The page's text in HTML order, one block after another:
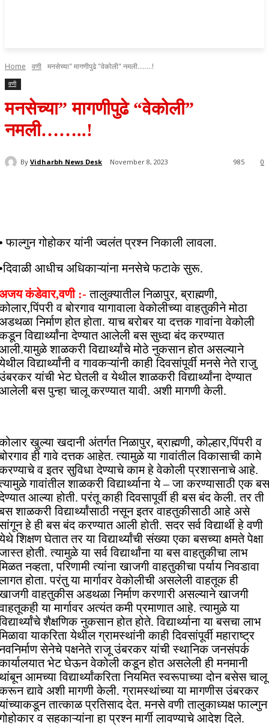
Home वणी मनसेच्या" मागणीपुढे "वेकोली" नमली........!
वणी
मनसेच्या” मागणीपुढे “वेकोली”
नमली……..!
By Vidharbh News Desk November 8, 2023 0
985
फाल्गुन गोहोकर यांनी ज्वलंत प्रश्न निकाली लावला.
आधीच अधिकाऱ्यांना मनसेचे फटाके सुरू.
कंडेवार,वणी :- तालुक्यातील निळापुर, ब्राह्मणी,
व बोरगाव यागावाला वेकोलीच्या वाहतुकीने मोठा
निर्माण होत होता. याच बरोबर या दत्तक गावांना वेकोली
विद्यार्थ्यांना देण्यात आलेली बस सुध्दा बंद करण्यात
शाळकरी विद्यार्थ्यांचे मोठे नुकसान होत असल्याने
विद्यार्थ्यांनी व गावकऱ्यांनी काही दिवसांपूर्वी मनसे नेते राजु
यांची भेट घेतली व येथील शाळकरी विद्यार्थ्यांना देण्यात
बस पुन्हा चालू करण्यात यावी. अशी मागणी केली.
खुल्या खदानी अंतर्गत निळापुर, ब्राह्मणी, कोल्हार,पिंपरी व
ही गावे दत्तक आहेत. त्यामुळे या गावांतील विकासाची कामे
व इतर सुविधा देण्याचे काम हे वेकोली प्रशासनाचे आहे.
गावांतील शाळकरी विद्यार्थ्याना ये – जा करण्यासाठी एक बस
आल्या होती. परंतू काही दिवसापूर्वी ही बस बंद केली. तर ती
शाळकरी विद्यार्थ्यांसाठी नसून इतर वाहतुकीसाठी आहे असे
हे ही बस बंद करण्यात आली होती. सदर सर्व विद्यार्थी हे वणी
शिक्षण घेतात तर या विद्यार्थ्यांची संख्या एका बसच्या क्षमते पेक्षा
होती. त्यामुळे या सर्व विद्यार्थांना या बस वाहतुकीचा लाभ
नव्हता, परिणामी त्यांना खाजगी वाहतुकीचा पर्याय निवडावा
होता. परंतु या मार्गावर वेकोलीची असलेली वाहतूक ही
वाहतुकीस अडथळा निर्माण करणारी असल्याने खाजगी
या मार्गावर अत्यंत कमी प्रमाणात आहे. त्यामुळे या
शैक्षणिक नुकसान होत होते. विद्यार्थ्याना या बसचा लाभ
याकरिता येथील ग्रामस्थांनी काही दिवसांपूर्वी महाराष्ट्र
सेनेचे पक्षनेते राजू उंबरकर यांची स्थानिक जनसंपर्क
भेट घेऊन वेकोली कडून होत असलेली ही मनमानी
आमच्या विद्यार्थ्यांकरिता नियमित स्वरूपाच्या दोन बसेस चालू
द्यावे अशी मागणी केली. ग्रामस्थांच्या या मागणीस उंबरकर
तात्काळ प्रतिसाद देत. मनसे वणी तालुकाध्यक्ष फाल्गुन
व सहकाऱ्यांना हा प्रश्न मार्गी लावण्याचे आदेश दिले.